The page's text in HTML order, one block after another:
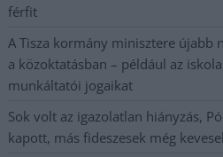
férfit
A Tisza kormány minisztere újabb
a közoktatásban – például az
munkáltatói jogaikat
Sok volt az igazolatlan hiányzás,
kapott, más fideszesek még